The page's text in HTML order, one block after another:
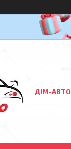
ДІМ-АВТО